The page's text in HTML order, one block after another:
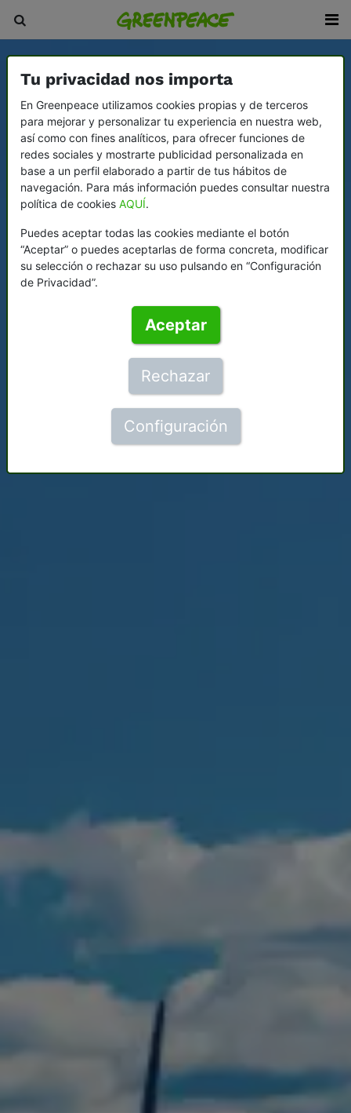
Tu privacidad nos importa
En Greenpeace utilizamos cookies propias y de terceros
para mejorar y personalizar tu experiencia en nuestra web,
así como con fines analíticos, para ofrecer funciones de
redes sociales y mostrarte publicidad personalizada en
base a un perfil elaborado a partir de tus hábitos de
navegación. Para más información puedes consultar nuestra
política de cookies AQUÍ.
Puedes aceptar todas las cookies mediante el botón
“Aceptar” o puedes aceptarlas de forma concreta, modificar
su selección o rechazar su uso pulsando en “Configuración
de Privacidad”.
Aceptar
Rechazar
Configuración